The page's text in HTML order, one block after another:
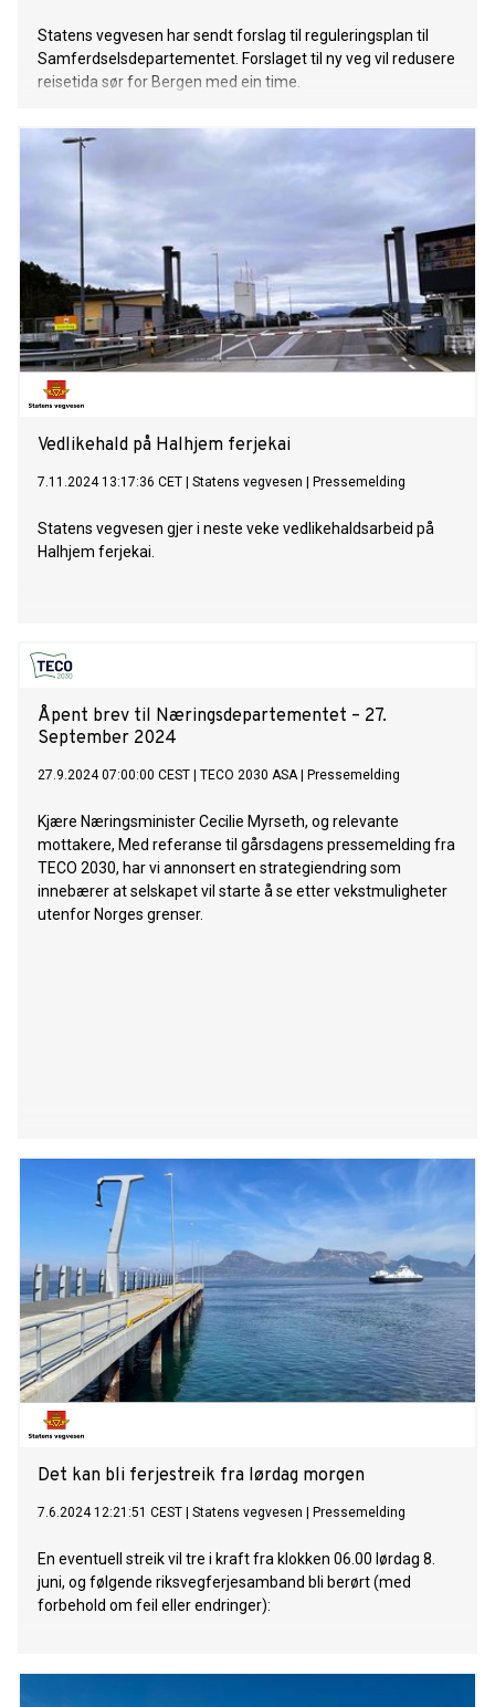
Statens vegvesen har sendt forslag til reguleringsplan til
Samferdselsdepartementet. Forslaget til ny veg vil redusere
reisetida sør for Bergen med ein time.
Vedlikehald på Halhjem ferjekai
7.11.2024 13:17:36 CET Statens vegvesen Pressemelding
Statens vegvesen gjer i neste veke vedlikehaldsarbeid på
Halhjem ferjekai.
Åpent brev til Næringsdepartementet – 27.
September 2024
27.9.2024 07:00:00 CEST TECO 2030 ASA| Pressemelding
Kjære Næringsminister Cecilie Myrseth, og relevante
mottakere, Med referanse til gårsdagens pressemelding fra
TECO 2030, har vi annonsert en strategiendring som
innebærer at selskapet vil starte å se etter vekstmuligheter
utenfor Norges grenser.
Det kan bli ferjestreik fra lørdag morgen
7.6.2024 12:21:51 CEST Statens vegvesen Pressemelding
En eventuell streik vil tre i kraft fra klokken 06.00 lørdag 8.
juni, og følgende riksvegferjesamband bli berørt (med
forbehold om feil eller endringer):